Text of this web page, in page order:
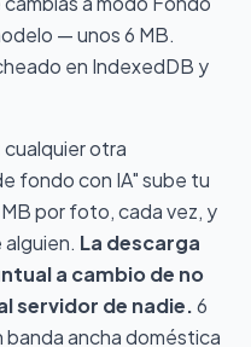
— unos 6 MB.
en IndexedDB y
cualquier otra
fondo con IA" sube tu
por foto, cada vez, y
La descarga
a cambio de no
servidor de nadie.6
banda ancha doméstica